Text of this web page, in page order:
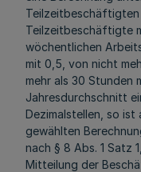
Teilzeitbeschäftigten
Teilzeitbeschäftigte
wöchentlichen
mit 0,5, von nicht
mehr als 30 Stunden
Jahresdurchschnitt
Dezimalstellen, so
gewählten
nach § 8 Abs. 1 Satz
Mitteilung der